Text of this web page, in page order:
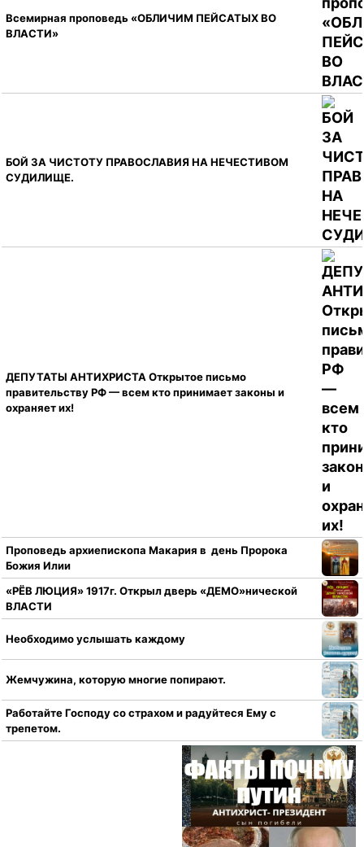
Всемирная проповедь «ОБЛИЧИМ ПЕЙСАТЫХ ВО
ВЛАСТИ»
БОЙ ЗА ЧИСТОТУ ПРАВОСЛАВИЯ НА НЕЧЕСТИВОМ
СУДИЛИЩЕ.
ДЕПУТАТЫ АНТИХРИСТА Открытое письмо
правительству РФ — всем кто принимает законы и
охраняет их!
Проповедь архиепископа Макария в день Пророка
Божия Илии
«РЁВ ЛЮЦИЯ» 1917г. Открыл дверь «ДЕМО»нической
ВЛАСТИ
Необходимо услышать каждому
Жемчужина, которую многие попирают.
Работайте Господу со страхом и радуйтеся Ему с
трепетом.